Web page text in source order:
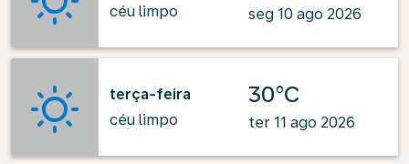
céu limpo
seg 10 ago 2026
terça-feira
céu limpo
30°C
ter 11 ago 2026